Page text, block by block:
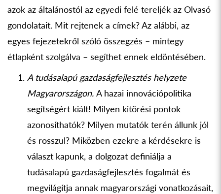
azok az általánostól az egyedi felé tereljék az Olvasó
gondolatait. Mit rejtenek a címek? Az alábbi, az
egyes fejezetekről szóló összegzés – mintegy
étlapként szolgálva – segíthet ennek eldöntésében.
A tudásalapú gazdaságfejlesztés helyzete
Magyarországon. A hazai innovációpolitika
segítségért kiált! Milyen kitörési pontok
azonosíthatók? Milyen mutatók terén állunk jól
és rosszul? Miközben ezekre a kérdésekre is
választ kapunk, a dolgozat definiálja a
tudásalapú gazdaságfejlesztés fogalmát és
megvilágítja annak magyarországi vonatkozásait,